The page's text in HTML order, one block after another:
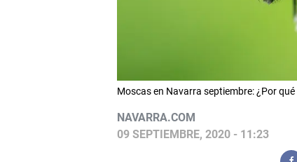
Moscas en Navarra septiembre: ¿Por
NAVARRA.COM
09 SEPTIEMBRE, 2020 - 11:23